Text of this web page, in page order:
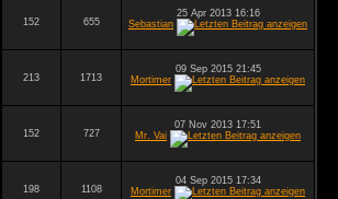
152 655
25 Apr 2013 16:16
Sebastian
213 1713
09 Sep 2015 21:45
Mortimer
152 727
07 Nov 2013 17:51
Mr. Vai
198 1108
04 Sep 2015 17:34
Mortimer